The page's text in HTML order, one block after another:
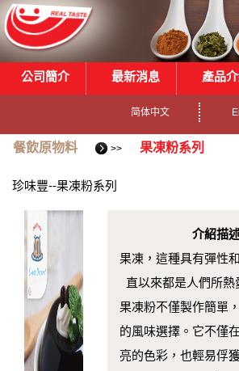
公司簡介 最新消息 產品
简体中文
餐飲原物料 >> 果凍粉系列
珍味豐--果凍粉系列
介紹描
果凍，這種具有彈性
直以來都是人們所熱
果凍粉不僅製作簡單
的風味選擇。它不僅
亮的色彩，也輕易俘